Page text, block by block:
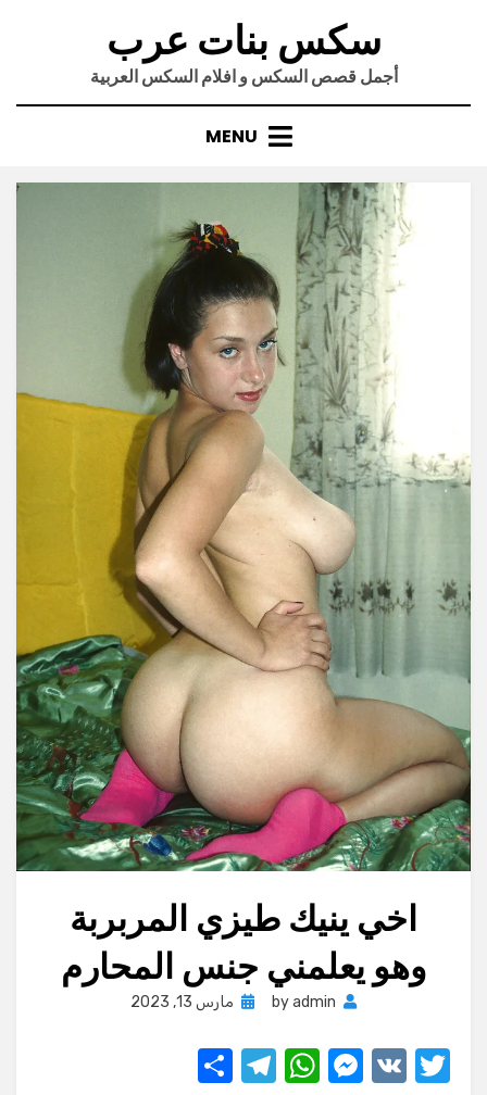
سكس بنات عرب
أجمل قصص السكس و افلام السكس العربية
MENU
اخي ينيك طيزي المربربة
وهو يعلمني جنس المحارم
byadmin
Posted
مارس 13, 2023
T
V
M
W
T